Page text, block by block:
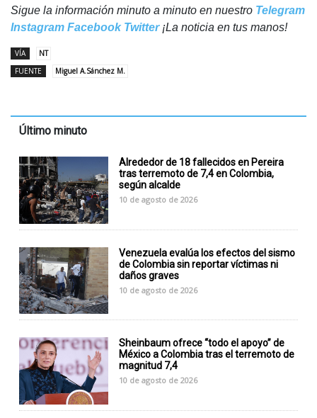
Sigue la información minuto a minuto en nuestro Telegram
Instagram Facebook Twitter¡La noticia en tus manos!
VÍA
NT
FUENTE
Miguel A.Sánchez M.
Último minuto
Alrededor de 18 fallecidos en Pereira
tras terremoto de 7,4 en Colombia,
según alcalde
10 de agosto de 2026
Venezuela evalúa los efectos del sismo
de Colombia sin reportar víctimas ni
daños graves
10 de agosto de 2026
Sheinbaum ofrece “todo el apoyo” de
México a Colombia tras el terremoto de
magnitud 7,4
10 de agosto de 2026